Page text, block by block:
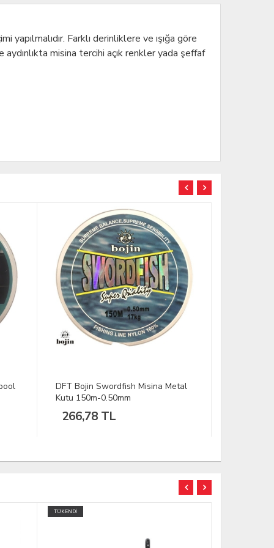
yapılmalıdır. Farklı derinliklere ve ışığa göre
misina tercihi açık renkler yada şeffaf
SPRO C-TEC MONO X TROUT
0.24mm 500m Misina 1/1
263,97 TL